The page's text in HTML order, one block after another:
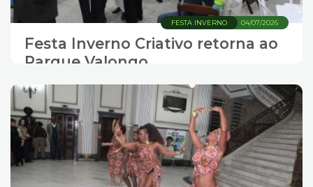
04/07/2026
FESTA INVERNO
Festa Inverno Criativo retorna ao
Parque Valongo